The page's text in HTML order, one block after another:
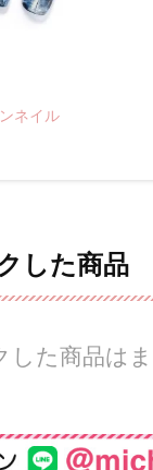
ネイル
した商品
した商品は